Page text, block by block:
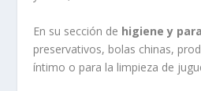
En su sección de higiene y
preservativos, bolas chinas,
íntimo o para la limpieza de